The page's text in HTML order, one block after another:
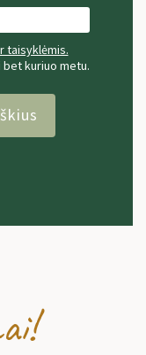
taisyklėmis.
kuriuo metu.